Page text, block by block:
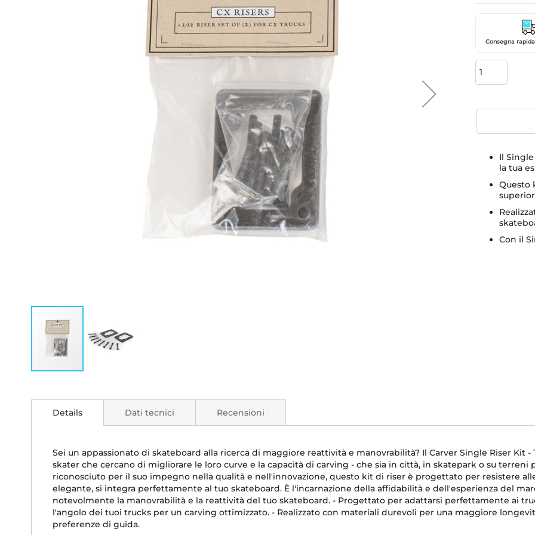
della
galleria
Consegna
Il
la tua
Questo
Con il
Details
Sei un appassionato di skateboard alla ricerca di maggiore reattività e manovrabilità? Il Carver Single Riser Kit -
skater che cercano di migliorare le loro curve e la capacità di carving - che sia in città, in skatepark o su terreni
riconosciuto per il suo impegno nella qualità e nell'innovazione, questo kit di riser è progettato per resistere
elegante, si integra perfettamente al tuo skateboard. È l'incarnazione della affidabilità e dell'esperienza del
notevolmente la manovrabilità e la reattività del tuo skateboard. - Progettato per adattarsi perfettamente ai
l'angolo dei tuoi trucks per un carving ottimizzato. - Realizzato con materiali durevoli per una maggiore
preferenze di guida.
Dati tecnici Recensioni